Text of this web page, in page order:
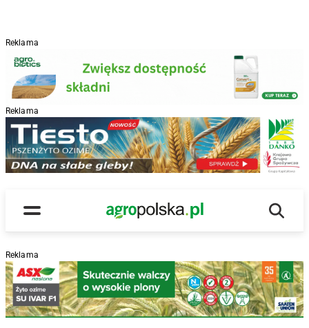
Reklama
Reklama
Menu
Main Logo
Reklama